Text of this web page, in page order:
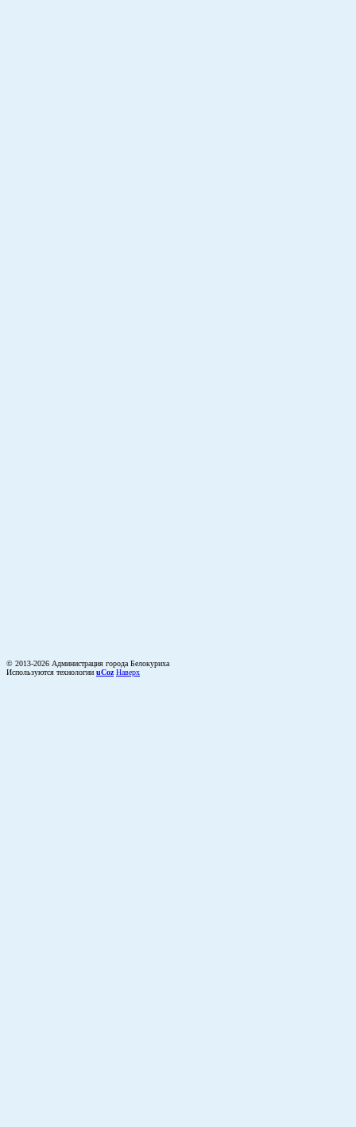
© 2013-2026 Администрация города Белокуриха
Используются технологии uCoz Наверх